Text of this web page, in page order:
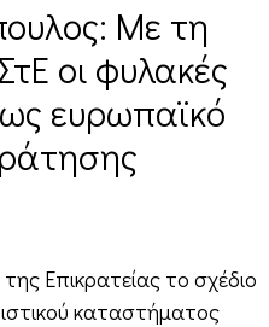
Με τη
οι φυλακές
ευρωπαϊκό
Επικρατείας το σχέδιο
καταστήματος